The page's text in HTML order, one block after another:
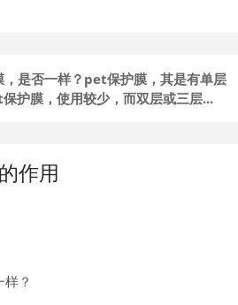
是否一样？pet保护膜，其是有单层
护膜，使用较少，而双层或三层...
作用
？